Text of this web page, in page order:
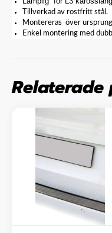
Tillverkad av rostfritt stål.
Montereras över
Enkel montering med